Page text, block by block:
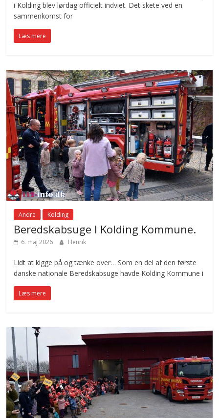
i Kolding blev lørdag officielt indviet. Det skete ved en
sammenkomst for
Læs mere
Andre Kolding
Beredskabsuge I Kolding Kommune.
6. maj 2026 Henrik
Lidt at kigge på og tænke over… Som en del af den første
danske nationale Beredskabsuge havde Kolding Kommune i
Læs mere